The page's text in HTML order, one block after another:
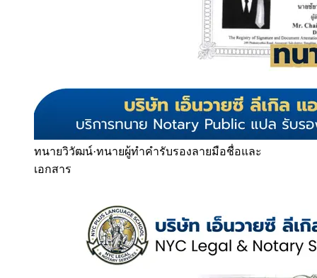
ทนายวิวัฒน์·ทนายผู้ทำคำรับรองลายมือชื่อและ
เอกสาร